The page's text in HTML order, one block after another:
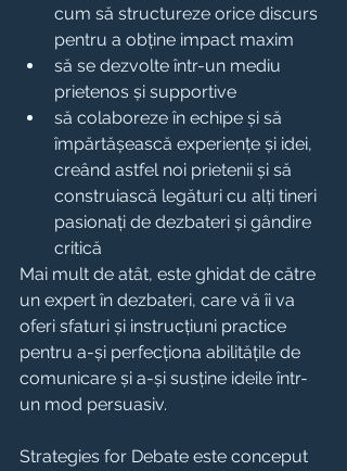
cum să structureze orice discurs
pentru a obține impact maxim
să se dezvolte într-un mediu
prietenos și supportive
să colaboreze în echipe și să
împărtășească experiențe și idei,
creând astfel noi prietenii și să
construiască legături cu alți tineri
pasionați de dezbateri și gândire
critică
Mai mult de atât, este ghidat de către
un expert în dezbateri, care vă îi va
oferi sfaturi și instrucțiuni practice
pentru a-și perfecționa abilitățile de
comunicare și a-și susține ideile într-
un mod persuasiv.
Strategies for Debate este conceput